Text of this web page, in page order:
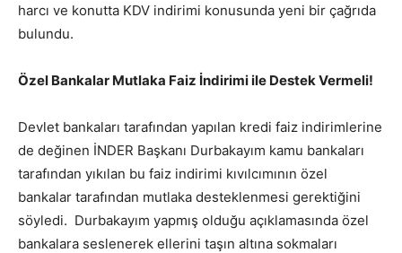
harcı ve konutta KDV indirimi konusunda yeni bir çağrıda
bulundu.
Özel Bankalar Mutlaka Faiz İndirimi ile Destek Vermeli!
Devlet bankaları tarafından yapılan kredi faiz indirimlerine
de değinen İNDER Başkanı Durbakayım kamu bankaları
tarafından yıkılan bu faiz indirimi kıvılcımının özel
bankalar tarafından mutlaka desteklenmesi gerektiğini
söyledi. Durbakayım yapmış olduğu açıklamasında özel
bankalara seslenerek ellerini taşın altına sokmaları